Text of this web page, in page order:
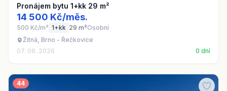
Pronájem bytu 1+kk 29 m²
14 500 Kč/měs.
500 Kč/m² 1+kk 29 m²Osobní
Žitná, Brno - Řečkovice
07. 08. 2026
0 dní
44